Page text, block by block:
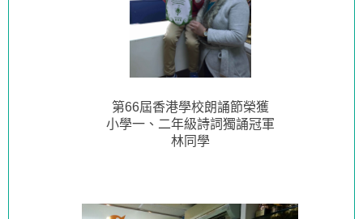
第66屆香港學校朗誦節榮獲
小學一、二年級詩詞獨誦冠軍
林同學